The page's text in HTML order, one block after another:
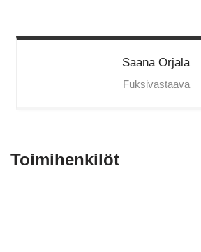
Saana Orjala
Fuksivastaava
Toimihenkilöt